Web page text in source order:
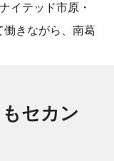
イテッド市原・
働きながら、南葛
セカン